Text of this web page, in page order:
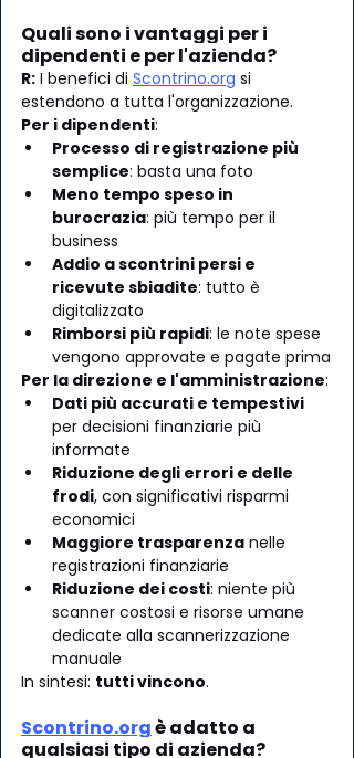
Quali sono i vantaggi per i
dipendenti e per l'azienda?
R: I benefici di Scontrino.org si
estendono a tutta l'organizzazione.
Per i dipendenti:
Processo di registrazione più
semplice: basta una foto
Meno tempo speso in
burocrazia: più tempo per il
business
Addio a scontrini persi e
ricevute sbiadite: tutto è
digitalizzato
Rimborsi più rapidi: le note spese
vengono approvate e pagate prima
Per la direzione e l'amministrazione:
Dati più accurati e tempestivi
per decisioni finanziarie più
informate
Riduzione degli errori e delle
frodi, con significativi risparmi
economici
Maggiore trasparenza nelle
registrazioni finanziarie
Riduzione dei costi: niente più
scanner costosi e risorse umane
dedicate alla scannerizzazione
manuale
In sintesi: tutti vincono.
Scontrino.org è adatto a
qualsiasi tipo di azienda?